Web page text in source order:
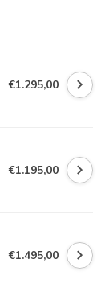
€1.295,00
€1.195,00
€1.495,00